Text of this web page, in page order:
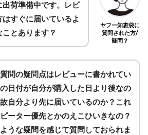
荷準備中です。レビ
すぐに届いているよ
とあります？
ヤフー知恵袋に
質問された方/
疑問？
質問の疑問点はレビューに書かれてい
日付が自分が購入した日より後なの
自分より先に届いているのか？これ
ーター優先とかのえこひいきなの？
うな疑問を感じて質問しておられま